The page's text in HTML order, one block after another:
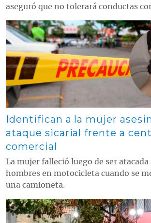
aseguró que no tolerará conductas
Contenido multimedia principal
Identifican a la mujer
ataque sicarial frente a
comercial
La mujer falleció luego de ser atacada
hombres en motocicleta cuando se
una camioneta.
Contenido multimedia principal